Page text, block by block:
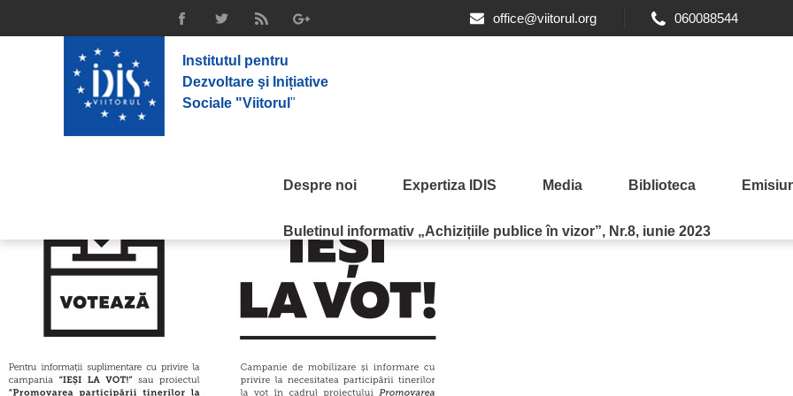
office@viitorul.org 060088544
Institutul pentru
Dezvoltare şi Inițiative
Sociale "Viitorul "
Despre noi Expertiza IDIS Media Biblioteca
Buletinul informativ „Achizițiile publice în vizor”, Nr.8, iunie 2023